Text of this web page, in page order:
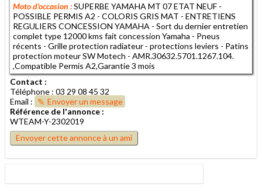
Moto d'occasion :SUPERBE YAMAHA MT 07 ETAT NEUF -
POSSIBLE PERMIS A2 - COLORIS GRIS MAT - ENTRETIENS
REGULIERS CONCESSION YAMAHA - Sort du dernier entretien
complet type 12000 kms fait concession Yamaha - Pneus
récents - Grille protection radiateur - protections leviers - Patins
protection moteur SW Motech - AMR.30632.5701.1267.104.
,Compatible Permis A2,Garantie 3 mois
Contact :
Téléphone : 03 29 08 45 32
Email :
Envoyer un message
Référence de l'annonce :
WTEAM-Y-2302019
Envoyer cette annonce à un ami